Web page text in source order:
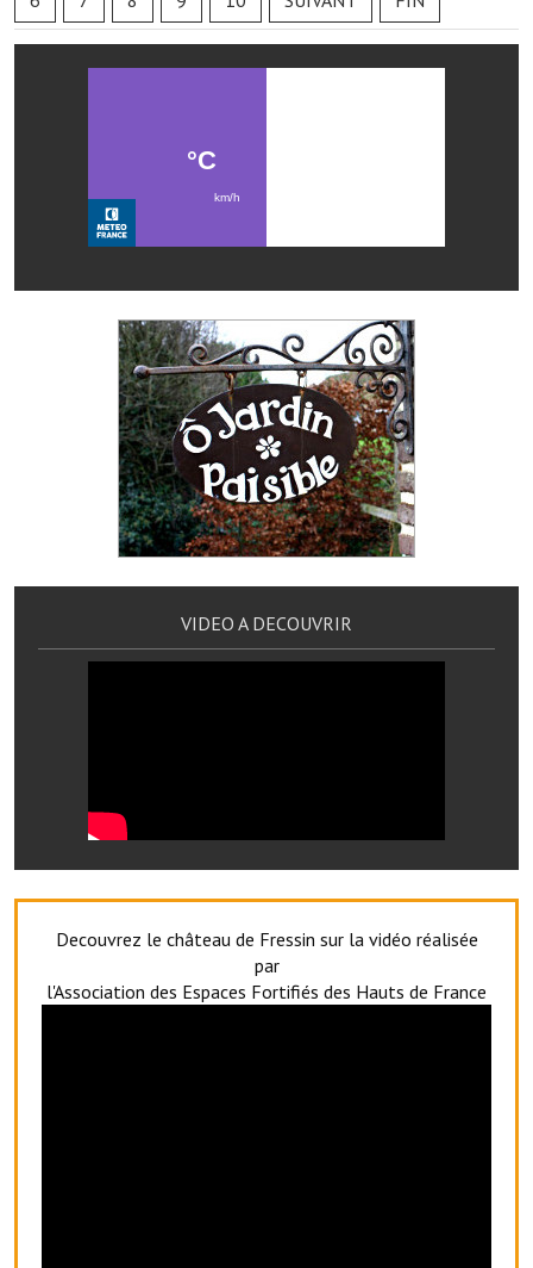
Déchets ménagers, tri sélectif, encombrants
Services publics communaux
Biens à louer
Etablissements scolaires
Equipements sportifs
Bibliothèque
Commerçants, artisans
Commerces et professions libérales
Exploitants agricoles
Agents immobiliers
La société musicale de l'Avenir Fressinois
La troupe théâtrale de l'Avenir Fressinois
VIDEO A DECOUVRIR
Decouvrez le château de Fressin sur la vidéo réalisée
par
l'Association des Espaces Fortifiés des Hauts de France